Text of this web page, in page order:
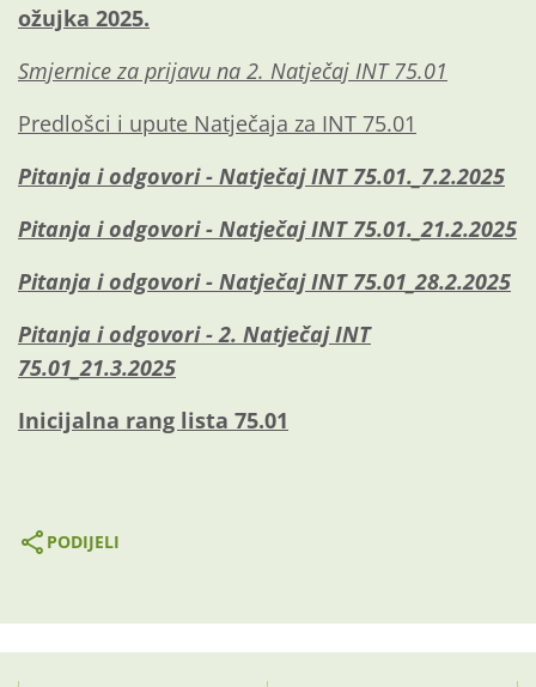
ožujka 2025.
Smjernice za prijavu na 2. Natječaj INT 75.01
Predlošci i upute Natječaja za INT 75.01
Pitanja i odgovori - Natječaj INT 75.01._7.2.2025
Pitanja i odgovori - Natječaj INT 75.01._21.2.2025
Pitanja i odgovori - Natječaj INT 75.01_28.2.2025
Pitanja i odgovori - 2. Natječaj INT
75.01_21.3.2025
Inicijalna rang lista 75.01
PODIJELI